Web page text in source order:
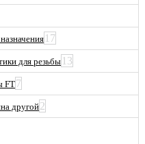
17
для резьбы 13
FT7
другой2